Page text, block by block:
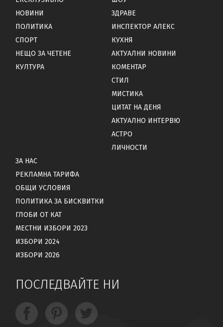
НОВИНИ
ПОЛИТИКА
СПОРТ
НЕЩО ЗА ЧЕТЕНЕ
КУЛТУРА
ЗДРАВЕ
ИНСПЕКТОР АЛЕКС
КУХНЯ
АКТУАЛНИ НОВИНИ
КОМЕНТАР
СТИЛ
МИСТИКА
ЦИТАТ НА ДЕНЯ
АКТУАЛНО ИНТЕРВЮ
АСТРО
ЛИЧНОСТИ
ЗА НАС
РЕКЛАМНА ТАРИФА
ОБЩИ УСЛОВИЯ
ПОЛИТИКА ЗА БИСКВИТКИ
ГЛОБИ ОТ КАТ
МЕСТНИ ИЗБОРИ 2023
ИЗБОРИ 2024
ИЗБОРИ 2026
ПОСЛЕДВАЙТЕ НИ